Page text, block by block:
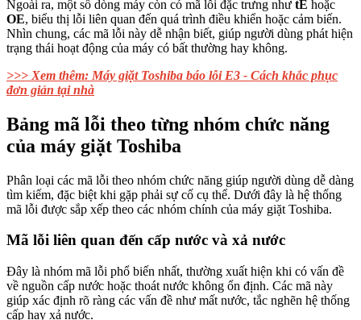
Ngoài ra, một số dòng máy còn có mã lỗi đặc trưng như tE hoặc
OE, biểu thị lỗi liên quan đến quá trình điều khiển hoặc cảm biến.
Nhìn chung, các mã lỗi này dễ nhận biết, giúp người dùng phát hiện
trạng thái hoạt động của máy có bất thường hay không.
>>> Xem thêm: Máy giặt Toshiba báo lỗi E3 - Cách khắc phục
đơn giản tại nhà
Bảng mã lỗi theo từng nhóm chức năng
của máy giặt Toshiba
Phân loại các mã lỗi theo nhóm chức năng giúp người dùng dễ dàng
tìm kiếm, đặc biệt khi gặp phải sự cố cụ thể. Dưới đây là hệ thống
mã lỗi được sắp xếp theo các nhóm chính của máy giặt Toshiba.
Mã lỗi liên quan đến cấp nước và xả nước
Đây là nhóm mã lỗi phổ biến nhất, thường xuất hiện khi có vấn đề
về nguồn cấp nước hoặc thoát nước không ổn định. Các mã này
giúp xác định rõ ràng các vấn đề như mất nước, tắc nghẽn hệ thống
cấp hay xả nước.